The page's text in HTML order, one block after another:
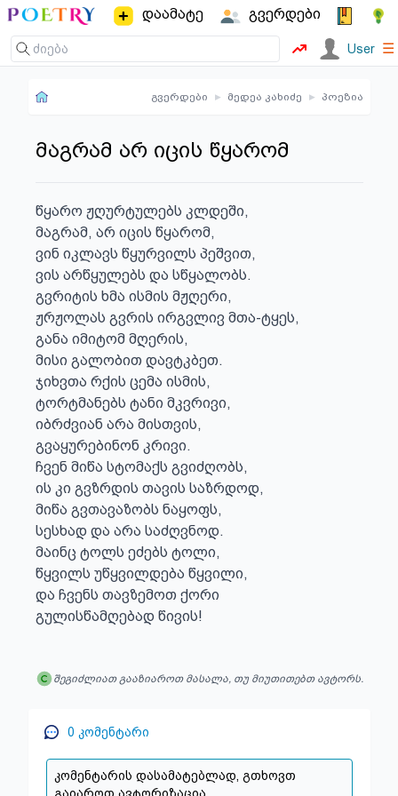
დაამატე გვერდები
User ☰
გვერდები ▸ მედეა კახიძე ▸ პოეზია
მაგრამ არ იცის წყარომ
წყარო ჟღურტულებს კლდეში,
მაგრამ, არ იცის წყარომ,
ვინ იკლავს წყურვილს პეშვით,
ვის არწყულებს და სწყალობს.
გვრიტის ხმა ისმის მჟღერი,
ჟრჟოლას გვრის ირგვლივ მთა-ტყეს,
განა იმიტომ მღერის,
მისი გალობით დავტკბეთ.
ჯიხვთა რქის ცემა ისმის,
ტორტმანებს ტანი მკვრივი,
იბრძვიან არა მისთვის,
გვაყურებინონ კრივი.
ჩვენ მიწა სტომაქს გვიძღობს,
ის კი გვზრდის თავის საზრდოდ,
მიწა გვთავაზობს ნაყოფს,
სესხად და არა საძღვნოდ.
მაინც ტოლს ეძებს ტოლი,
წყვილს უწყვილდება წყვილი,
და ჩვენს თავზემოთ ქორი
გულისწამღებად წივის!
შეგიძლიათ გააზიაროთ მასალა, თუ მიუთითებთ ავტორს.
0 კომენტარი